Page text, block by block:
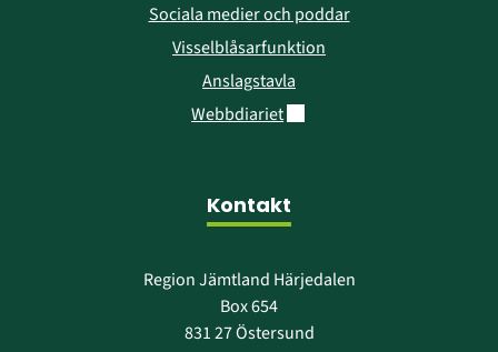
Sociala medier och poddar
Visselblåsarfunktion
Anslagstavla
WebbdiarietLänk till annan webbplats.
Kontakt
Region Jämtland Härjedalen
Box 654
831 27 Östersund